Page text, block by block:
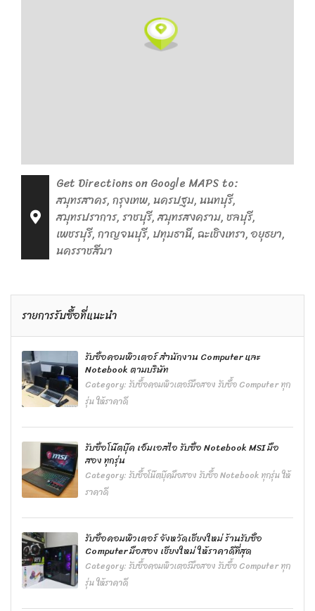
Get Directions on Google MAPS to:
สมุทรสาคร, กรุงเทพ, นครปฐม, นนทบุรี,
สมุทรปราการ, ราชบุรี, สมุทรสงคราม, ชลบุรี,
เพชรบุรี, กาญจนบุรี, ปทุมธานี, ฉะเชิงเทรา, อยุธยา,
นครราชสีมา
รายการรับซื้อที่แนะนำ
รับซื้อคอมพิวเตอร์ สำนักงาน Computer และ
Notebook ตามบริษัท
Category:รับซื้อคอมพิวเตอร์มือสอง รับซื้อ Computer ทุก
รุ่น ให้ราคาดี
รับซื้อโน๊ตบุ๊ค เอ็มเอสไอ รับซื้อ Notebook MSI มือ
สอง ทุกรุ่น
Category:รับซื้อโน๊ตบุ๊คมือสอง รับซื้อ Notebook ทุกรุ่น ให้
ราคาดี
รับซื้อคอมพิวเตอร์ จังหวัดเชียงใหม่ ร้านรับซื้อ
Computer มือสอง เชียงใหม่ ให้ราคาดีที่สุด
Category:รับซื้อคอมพิวเตอร์มือสอง รับซื้อ Computer ทุก
รุ่น ให้ราคาดี